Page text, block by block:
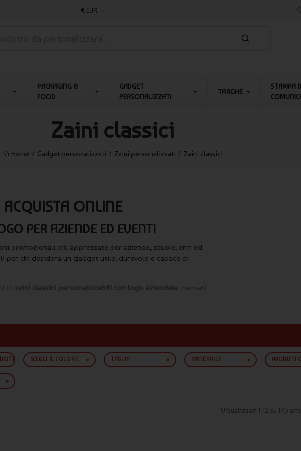
€ EUR
PACKAGING &
FOOD
GADGET
PERSONALIZZATI
TARGHE
STAMPA &
Zaini classici
Home Gadget personalizzati Zaini personalizzati Zaini classici
ACQUISTA ONLINE
PER AZIENDE ED EVENTI
promozionali più apprezzate per aziende, scuole, enti ed
chi desidera un gadget utile, durevole e capace di
di zaini classici personalizzabili con logo aziendale , pensati
e uso quotidiano
aziendali, regali corporate, welcome kit e iniziative di
ad altri articoli promozionali come
SCEGLI IL COLORE TAGLIA MATERIALE
Visualizzati 1-12 su 173